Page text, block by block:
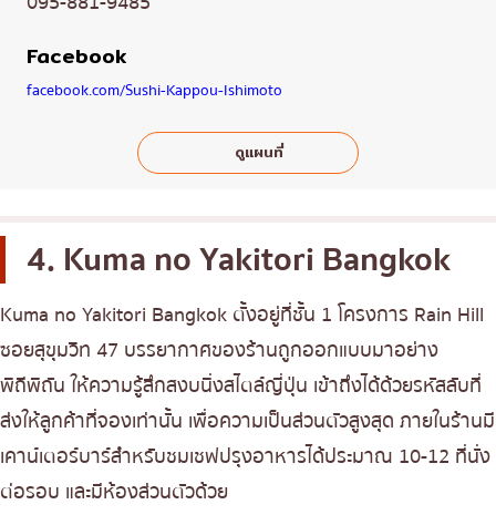
Facebook
facebook.com/Sushi-Kappou-Ishimoto
ดูแผนที่
4. Kuma no Yakitori Bangkok
Kuma no Yakitori Bangkok ตั้งอยู่ที่ชั้น 1 โครงการ Rain Hill
ซอยสุขุมวิท 47 บรรยากาศของร้านถูกออกแบบมาอย่าง
พิถีพิถัน ให้ความรู้สึกสงบนิ่งสไตล์ญี่ปุ่น เข้าถึงได้ด้วยรหัสลับที่
ส่งให้ลูกค้าที่จองเท่านั้น เพื่อความเป็นส่วนตัวสูงสุด ภายในร้านมี
เคาน์เตอร์บาร์สำหรับชมเชฟปรุงอาหารได้ประมาณ 10-12 ที่นั่ง
ต่อรอบ และมีห้องส่วนตัวด้วย